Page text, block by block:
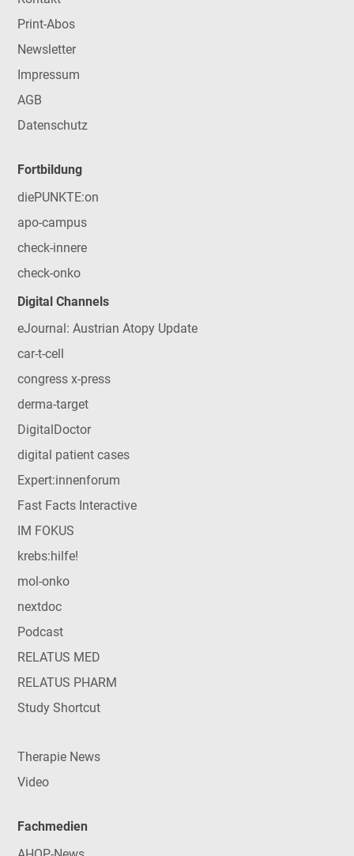
Print-Abos
Newsletter
Impressum
AGB
Datenschutz
Fortbildung
diePUNKTE:on
apo-campus
check-innere
check-onko
Digital Channels
eJournal: Austrian Atopy Update
car-t-cell
congress x-press
derma-target
DigitalDoctor
digital patient cases
Expert:innenforum
Fast Facts Interactive
IM FOKUS
krebs:hilfe!
mol-onko
nextdoc
Podcast
RELATUS MED
RELATUS PHARM
Study Shortcut
Therapie News
Video
Fachmedien